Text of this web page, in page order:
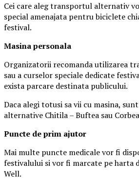
Cei care aleg transportul alternativ
special amenajata pentru biciclete
festival.
Masinapersonala
Organizatorii recomanda utilizarea
sau a curselor speciale dedicate
exista parcare destinata publicului.
Daca alegi totusi sa vii cu masina,
alternative Chitila – Buftea sau
Puncte de prim ajutor
Mai multe puncte medicale vor fi
festivalului si vor fi marcate pe harta
Well.